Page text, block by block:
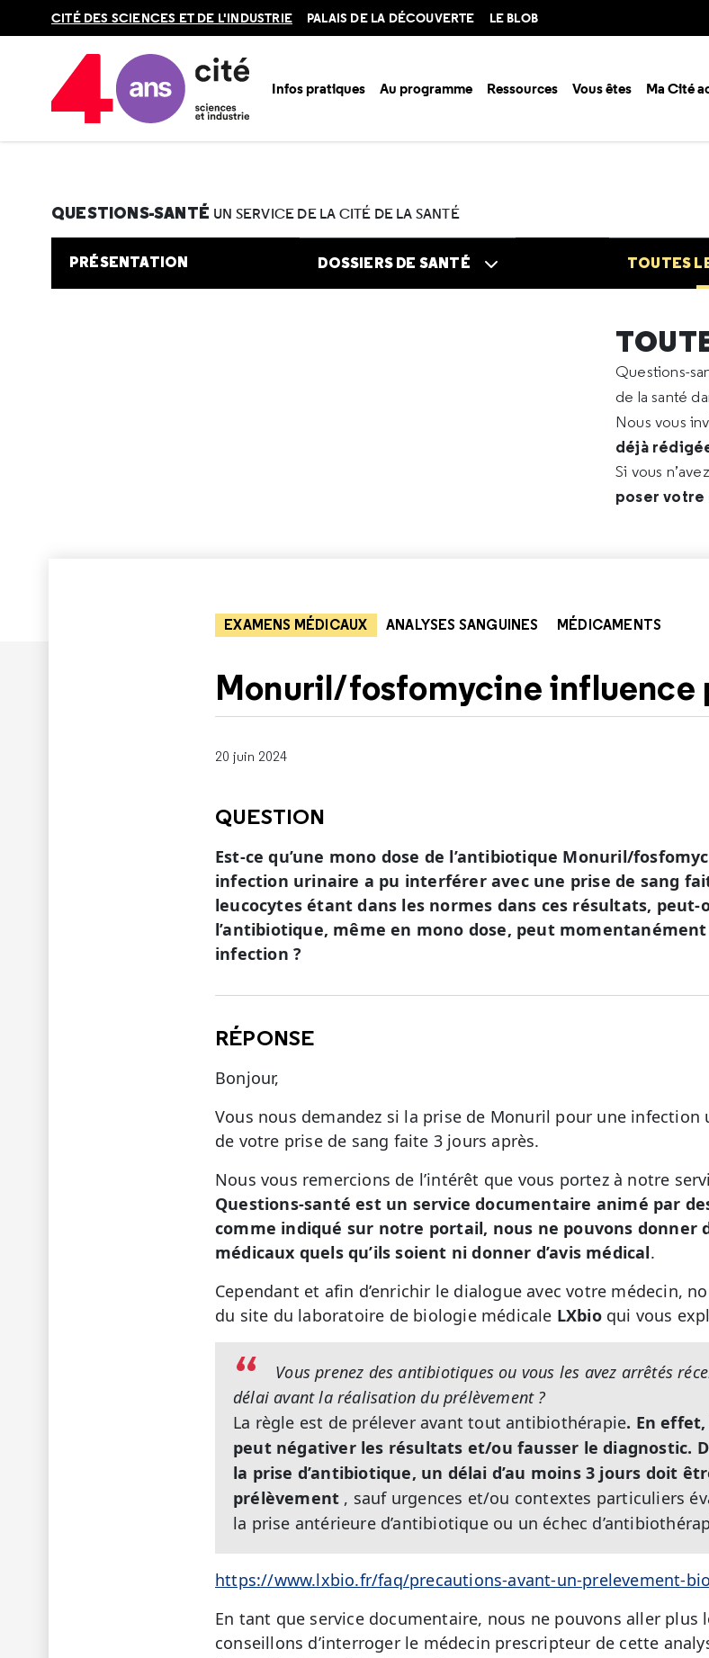
en
CITÉ DES SCIENCES ET DE L'INDUSTRIE PALAIS DE LA DÉCOUVERTE LE BLOB
Infos pratiques Au programme Ressources Vous êtes Ma Cité
Accueil Au programme
QUESTIONS-SANTÉ UN SERVICE DE LA CITÉ DE LA SANTÉ
PRÉSENTATION DOSSIERS DE SANTÉ TOUTES
Questions-
de la santé
Nous vous
déjà
Si vous
poser
EXAMENS MÉDICAUX ANALYSES SANGUINES MÉDICAMENTS
Monuril/fosfomycine influence
20 juin 2024
QUESTION
Est-ce qu’une mono dose de l’antibiotique Monuril/
infection urinaire a pu interférer avec une prise de sang
leucocytes étant dans les normes dans ces résultats, peut-
l’antibiotique, même en mono dose, peut
infection ?
RÉPONSE
Bonjour,
Vous nous demandez si la prise de Monuril pour une
de votre prise de sang faite 3 jours après.
Nous vous remercions de l’intérêt que vous portez à notre
Questions-santé est un service documentaire animé par
comme indiqué sur notre portail, nous ne pouvons donner
médicaux quels qu’ils soient ni donner d’avis médical.
Cependant et afin d’enrichir le dialogue avec votre médecin,
du site du laboratoire de biologie médicale LXbioqui vous
Vous prenez des antibiotiques ou vous les avez arrêtés
délai avant la réalisation du prélèvement ?
La règle est de prélever avant tout antibiothérapie. En
peut négativer les résultats et/ou fausser le diagnostic.
la prise d’antibiotique, un délai d’au moins 3 jours doit
prélèvement , sauf urgences et/ou contextes particuliers
la prise antérieure d’antibiotique ou un échec
https://www.lxbio.fr/faq/precautions-avant-un-prelevement-
En tant que service documentaire, nous ne pouvons aller plus
conseillons d’interroger le médecin prescripteur de cette